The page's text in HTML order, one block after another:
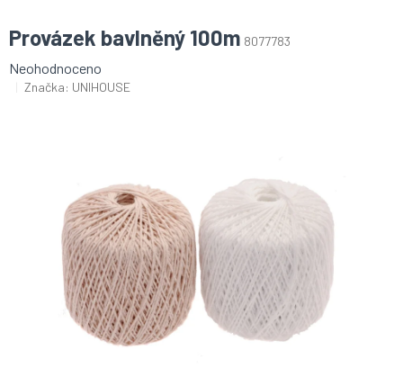
Provázek bavlněný 100m 8077783
Průměrné
hodnocení
Neohodnoceno
Značka: UNIHOUSE